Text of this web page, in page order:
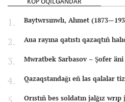
Baytwrsınwlı, Ahmet
Aua rayına qatıstı qazaqtıñ
Mwratbek Sarbasov – Şofer äni
Qazaqstandağı eñ las qalalar
Orıstıñ bes soldatın jalğız wrıp